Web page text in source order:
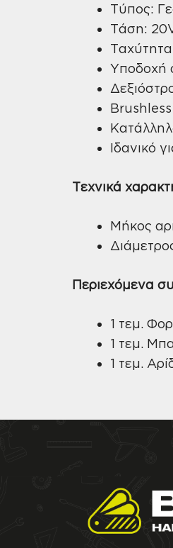
Τύπος:
Τάση:
Υποδοχή
Ιδανικό
Τεχνικά
Μήκος
Περιεχόμενα
1 τεμ.
1 τεμ.
1 τεμ.